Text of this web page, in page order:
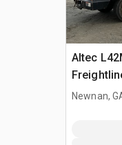
Altec
Camion
Newnan,